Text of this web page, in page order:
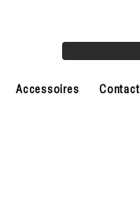
Accessoires Contact